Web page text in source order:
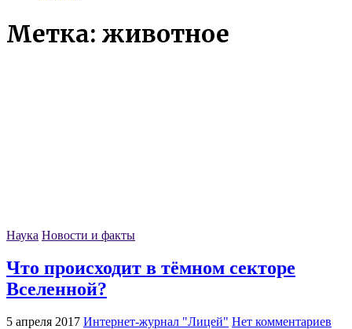
Метка: животное
Наука Новости и факты
Что происходит в тёмном секторе
Вселенной?
5 апреля 2017 Интернет-журнал "Лицей" Нет комментариев